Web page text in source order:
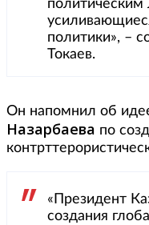
политики», –
Токаев.
Он напомнил об
Назарбаева по
«Президент
создания